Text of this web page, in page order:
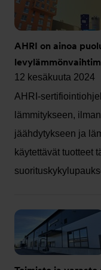
AHRI on ainoa
12 kesäkuuta 2024
AHRI-
lämmitykseen,
jäähdytykseen ja
käytettävät tuotteet